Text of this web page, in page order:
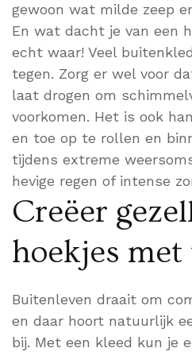
gewoon wat milde zeep
En wat dacht je van een
echt waar! Veel
tegen. Zorg er wel voor
laat drogen om
voorkomen. Het is ook
en toe op te rollen en
tijdens extreme
hevige regen of intense
Creëer
hoekjes
Buitenleven draait om
en daar hoort natuurlijk
bij. Met een kleed kun je